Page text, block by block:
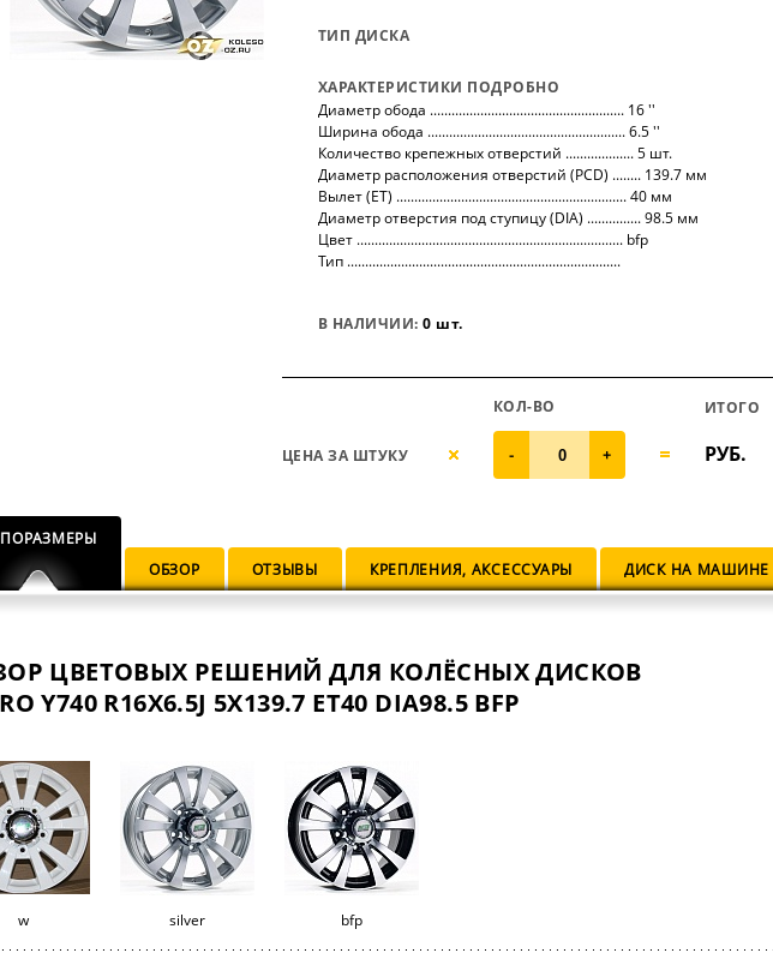
ТИП ДИСКА
ХАРАКТЕРИСТИКИ ПОДРОБНО
Диаметр обода ...................................................... 16 ''
Ширина обода ....................................................... 6.5 ''
Количество крепежных отверстий ................... 5 шт.
Диаметр расположения отверстий (PCD) ........ 139.7 мм
Вылет (ET) ................................................................ 40 мм
Диаметр отверстия под ступицу (DIA) ............... 98.5 мм
Цвет .......................................................................... bfp
Тип ............................................................................
В НАЛИЧИИ:0 шт.
ЦЕНА ЗА ШТУКУ
КОЛ-ВО
- +
ИТОГО
РУБ.
ОБЗОР
ОТЗЫВЫ КРЕПЛЕНИЯ, АКСЕССУАРЫ ДИСК НА МАШИНЕ
ЦВЕТОВЫХ РЕШЕНИЙ ДЛЯ КОЛЁСНЫХ ДИСКОВ
Y740 R16X6.5J 5X139.7 ET40 DIA98.5 BFP
w silver bfp